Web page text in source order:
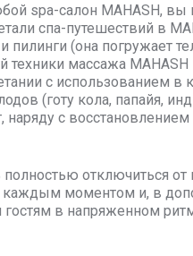
spa-салон MAHASH, вы
спа-путешествий в
пилинги (она погружает
техники массажа MAHASH
с использованием в
(готу кола, папайя,
наряду с
отключиться
моментом и, в
в напряженном